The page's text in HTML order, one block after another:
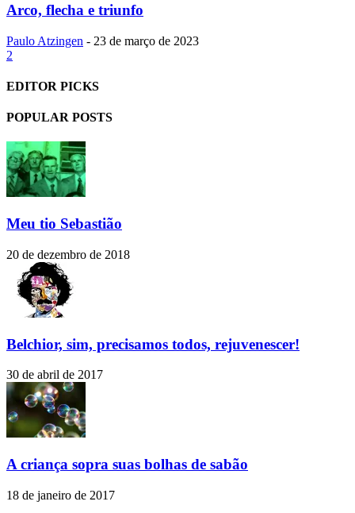
Arco, flecha e triunfo
Paulo Atzingen - 23 de março de 2023
2
EDITOR PICKS
POPULAR POSTS
Meu tio Sebastião
20 de dezembro de 2018
Belchior, sim, precisamos todos, rejuvenescer!
30 de abril de 2017
A criança sopra suas bolhas de sabão
18 de janeiro de 2017